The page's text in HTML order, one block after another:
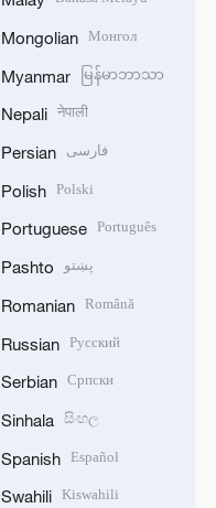
Mongolian Монгол
Myanmar မြန်မာဘာသာ
Nepali नेपाली
Persian فارسی
Polish Polski
Portuguese Português
Pashto پښتو
Romanian Română
Russian Русский
Serbian Српски
Sinhala සිංහල
Spanish Español
Swahili Kiswahili